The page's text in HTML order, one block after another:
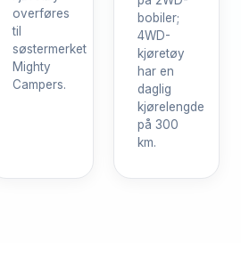
overføres
til
søstermerket
Mighty
Campers.
bobiler;
4WD-
kjøretøy
har en
daglig
kjørelengde
på 300
km.